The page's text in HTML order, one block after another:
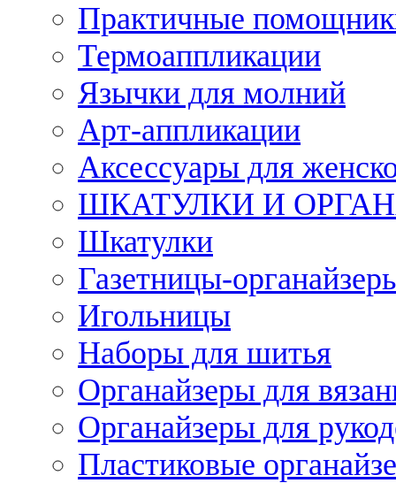
Практичные
Термоаппликации
Язычки для молний
Арт-аппликации
Аксессуары для
ШКАТУЛКИ И
Шкатулки
Газетницы-
Игольницы
Наборы для шитья
Органайзеры для
Органайзеры для
Пластиковые